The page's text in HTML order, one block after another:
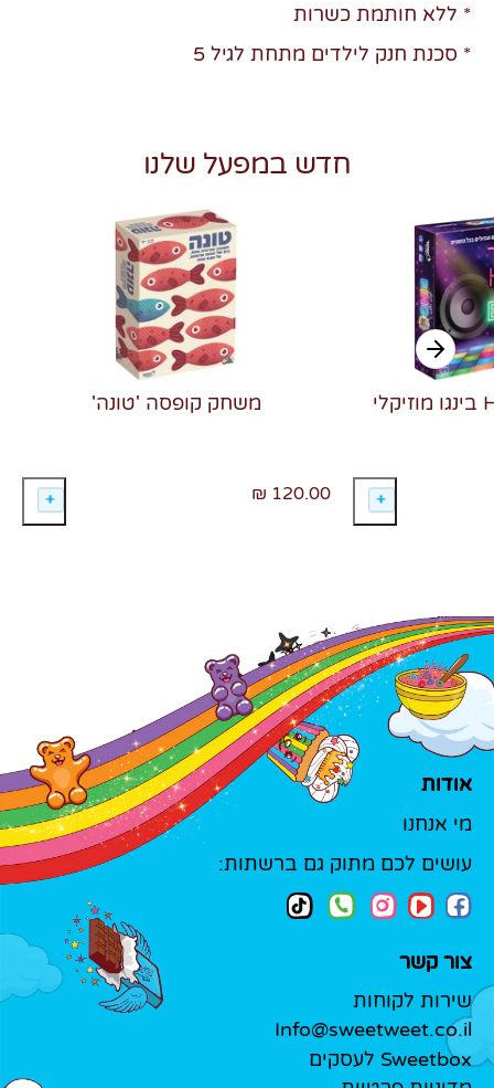
* ללא חותמת כשרות
* סכנת חנק לילדים מתחת לגיל 5
חדש במפעל שלנו
משחק קופסה 'טונה'
120.00 ₪
אודות
מי אנחנו
עושים לכם מתוק גם ברשתות:
צור קשר
שירות לקוחות
Info@sweetweet.co.il
Sweetbox לעסקים